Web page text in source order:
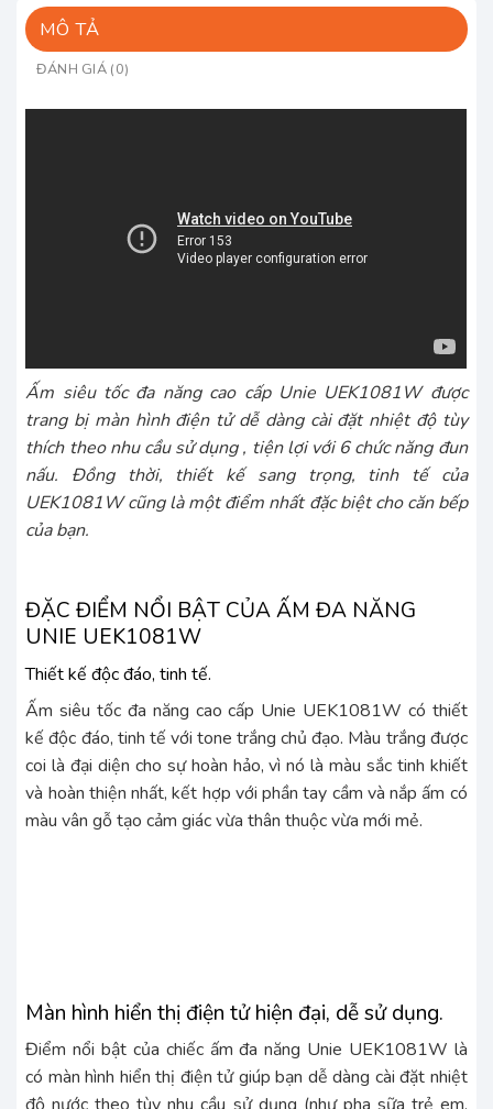
MÔ TẢ
ĐÁNH GIÁ (0)
Ấm siêu tốc đa năng cao cấp Unie UEK1081W được
trang bị màn hình điện tử dễ dàng cài đặt nhiệt độ tùy
thích theo nhu cầu sử dụng , tiện lợi với 6 chức năng đun
nấu. Đồng thời, thiết kế sang trọng, tinh tế của
UEK1081W cũng là một điểm nhất đặc biệt cho căn bếp
của bạn.
ĐẶC ĐIỂM NỔI BẬT CỦA ẤM ĐA NĂNG
UNIE UEK1081W
Thiết kế độc đáo, tinh tế.
Ấm siêu tốc đa năng cao cấp Unie UEK1081W có thiết
kế độc đáo, tinh tế với tone trắng chủ đạo. Màu trắng được
coi là đại diện cho sự hoàn hảo, vì nó là màu sắc tinh khiết
và hoàn thiện nhất, kết hợp với phần tay cầm và nắp ấm có
màu vân gỗ tạo cảm giác vừa thân thuộc vừa mới mẻ.
Màn hình hiển thị điện tử hiện đại, dễ sử dụng.
Điểm nổi bật của chiếc ấm đa năng Unie UEK1081W là
có màn hình hiển thị điện tử giúp bạn dễ dàng cài đặt nhiệt